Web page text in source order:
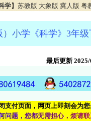
学】 苏教版 大象版 冀人版 粤
）小学《科学》3年
最后更新 2025/
支付页面，网页上即刻会为您
问题 ， 您都无需担心， 烦请联